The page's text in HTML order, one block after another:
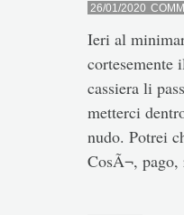
26/01/2020
Ieri al
cortesemente
cassiera li
metterci
nudo. Potrei
CosÃ¬, pago,